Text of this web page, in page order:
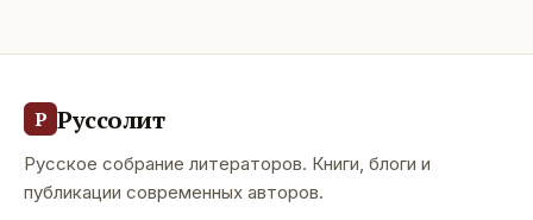
Р Руссолит
Русское собрание литераторов. Книги, блоги и
публикации современных авторов.